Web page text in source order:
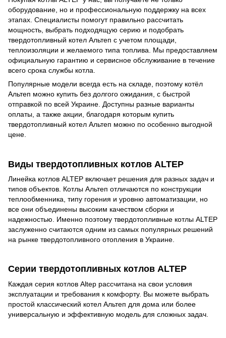
оборудование, но и профессиональную поддержку на всех
этапах. Специалисты помогут правильно рассчитать
мощность, выбрать подходящую серию и подобрать
твердотопливный котел Альтеп с учетом площади,
теплоизоляции и желаемого типа топлива. Мы предоставляем
официальную гарантию и сервисное обслуживание в течение
всего срока службы котла.
Популярные модели всегда есть на складе, поэтому котёл
Альтеп можно купить без долгого ожидания, с быстрой
отправкой по всей Украине. Доступны разные варианты
оплаты, а также акции, благодаря которым купить
твердотопливный котел Альтеп можно по особенно выгодной
цене.
Виды твердотопливных котлов ALTEP
Линейка котлов ALTEP включает решения для разных задач и
типов объектов. Котлы Альтеп отличаются по конструкции
теплообменника, типу горения и уровню автоматизации, но
все они объединены высоким качеством сборки и
надежностью. Именно поэтому твердотопливные котлы ALTEP
заслуженно считаются одним из самых популярных решений
на рынке твердотопливного отопления в Украине.
Серии твердотопливных котлов ALTEP
Каждая серия котлов Altep рассчитана на свои условия
эксплуатации и требования к комфорту. Вы можете выбрать
простой классический котел Альтеп для дома или более
универсальную и эффективную модель для сложных задач.